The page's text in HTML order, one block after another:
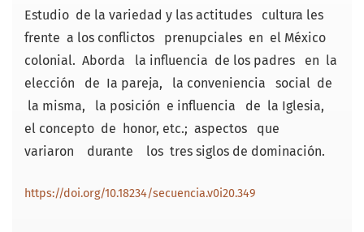
Estudio de la variedad y las actitudes cultura­ les
frente a los conflictos prenupciales en el México
colonial. Aborda la influencia de los padres en la
elección de Ia pareja, la conveniencia social de
la misma, la posición e influencia de la Iglesia,
el concepto de honor, etc.; aspectos que
variaron durante los tres siglos de dominación.
https://doi.org/10.18234/secuencia.v0i20.349